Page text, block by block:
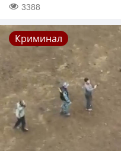
3388
Криминал